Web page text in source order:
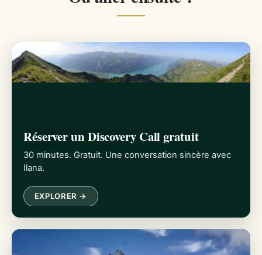
Réserver un Discovery Call gratuit
30 minutes. Gratuit. Une conversation sincère avec
Ilana.
EXPLORER →